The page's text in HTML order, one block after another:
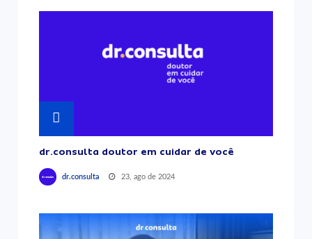
dr.consulta doutor em cuidar de você
dr.consulta 23, ago de 2024